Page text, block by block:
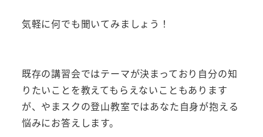
気軽に何でも聞いてみましょう！
既存の講習会ではテーマが決まっており自分の知
りたいことを教えてもらえないこともあります
が、やまスクの登山教室ではあなた自身が抱える
悩みにお答えします。